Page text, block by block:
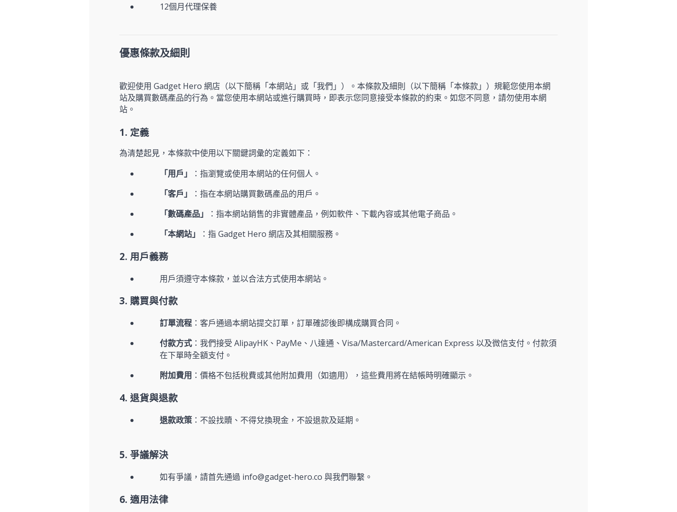
12個月代理保養
優惠條款及細則
歡迎使用 Gadget Hero 網店（以下簡稱「本網站」或「我們」）。本條款及細則（以下簡稱「本條款」）規範您使用本網
站及購買數碼產品的行為。當您使用本網站或進行購買時，即表示您同意接受本條款的約束。如您不同意，請勿使用本網
站。
1. 定義
為清楚起見，本條款中使用以下關鍵詞彙的定義如下：
「用戶」
：指瀏覽或使用本網站的任何個人。
「客戶」
：指在本網站購買數碼產品的用戶。
「數碼產品」
：指本網站銷售的非實體產品，例如軟件、下載內容或其他電子商品。
「本網站」
：指 Gadget Hero 網店及其相關服務。
2. 用戶義務
用戶須遵守本條款，並以合法方式使用本網站。
3. 購買與付款
訂單流程 ：客戶通過本網站提交訂單，訂單確認後即構成購買合同。
付款方式 ：我們接受 AlipayHK、PayMe、八達通、Visa/Mastercard/American Express 以及微信支付。付款須
在下單時全額支付。
附加費用 ：價格不包括稅費或其他附加費用（如適用），這些費用將在結帳時明確顯示。
4. 退貨與退款
退款政策：不設找贖、不得兌換現金，不設退款及延期。
5. 爭議解決
如有爭議，請首先通過 info@gadget-hero.co 與我們聯繫。
6. 適用法律